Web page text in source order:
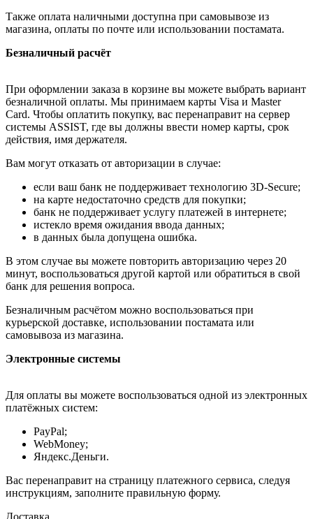
Также оплата наличными доступна при самовывозе из
магазина, оплаты по почте или использовании постамата.
Безналичный расчёт
При оформлении заказа в корзине вы можете выбрать вариант
безналичной оплаты. Мы принимаем карты Visa и Master
Card. Чтобы оплатить покупку, вас перенаправит на сервер
системы ASSIST, где вы должны ввести номер карты, срок
действия, имя держателя.
Вам могут отказать от авторизации в случае:
если ваш банк не поддерживает технологию 3D-Secure;
на карте недостаточно средств для покупки;
банк не поддерживает услугу платежей в интернете;
истекло время ожидания ввода данных;
в данных была допущена ошибка.
В этом случае вы можете повторить авторизацию через 20
минут, воспользоваться другой картой или обратиться в свой
банк для решения вопроса.
Безналичным расчётом можно воспользоваться при
курьерской доставке, использовании постамата или
самовывоза из магазина.
Электронные системы
Для оплаты вы можете воспользоваться одной из электронных
платёжных систем:
PayPal;
WebMoney;
Яндекс.Деньги.
Вас перенаправит на страницу платежного сервиса, следуя
инструкциям, заполните правильную форму.